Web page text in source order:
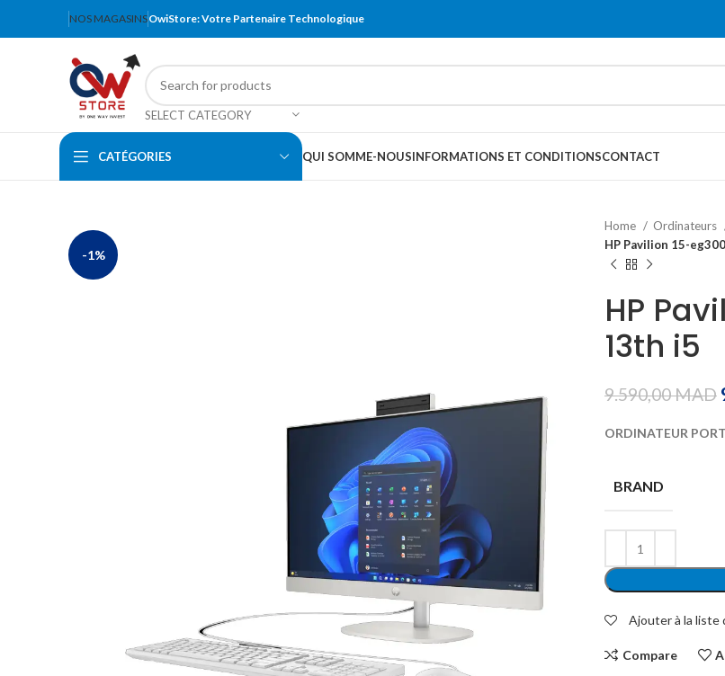
NOS MAGASINSOwiStore: Votre Partenaire Technologique
SELECT CATEGORY
CATÉGORIES QUI SOMME-NOUSINFORMATIONS ET CONDITIONSCONTACT
-1%
Home Ordinateurs
HP Pavilion 15-
HP
13th i5
9.590,00MAD
ORDINATEUR
BRAND
Ajouter à la liste
Compare